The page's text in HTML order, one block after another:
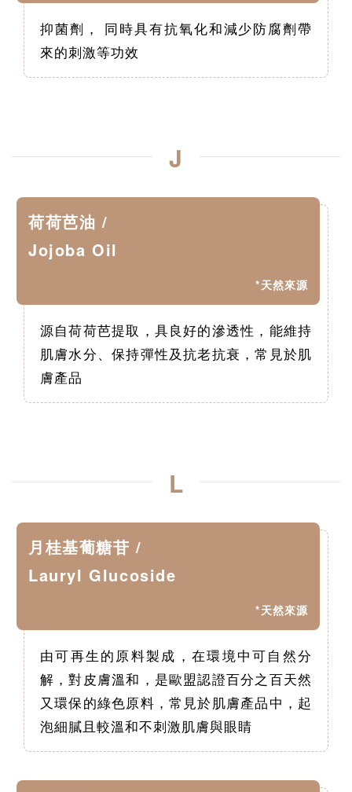
抑菌劑， 同時具有抗氧化和減少防腐劑帶
來的刺激等功效
J
荷荷芭油 /
Jojoba Oil
*天然來源
源自荷荷芭提取，具良好的滲透性，能維持
肌膚水分、保持彈性及抗老抗衰，常見於肌
膚產品
L
月桂基葡糖苷 /
Lauryl Glucoside
*天然來源
由可再生的原料製成，在環境中可自然分
解，對皮膚溫和，是歐盟認證百分之百天然
又環保的綠色原料，常見於肌膚產品中，起
泡細膩且較溫和不刺激肌膚與眼睛